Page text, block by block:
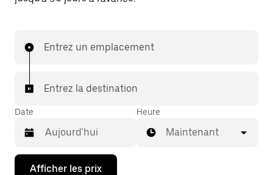
Entrez un emplacement
Entrez la destination
Date
Appuyez
Heure
Maintenant
Afficher les prix